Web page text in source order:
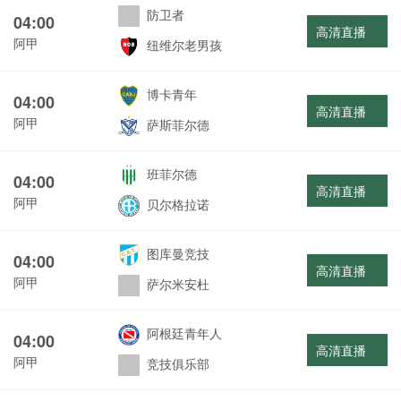
04:00
阿甲
防卫者
纽维尔老男孩
高清直播
04:00
阿甲
博卡青年
萨斯菲尔德
高清直播
04:00
阿甲
班菲尔德
贝尔格拉诺
高清直播
04:00
阿甲
图库曼竞技
萨尔米安杜
高清直播
04:00
阿甲
阿根廷青年人
竞技俱乐部
高清直播